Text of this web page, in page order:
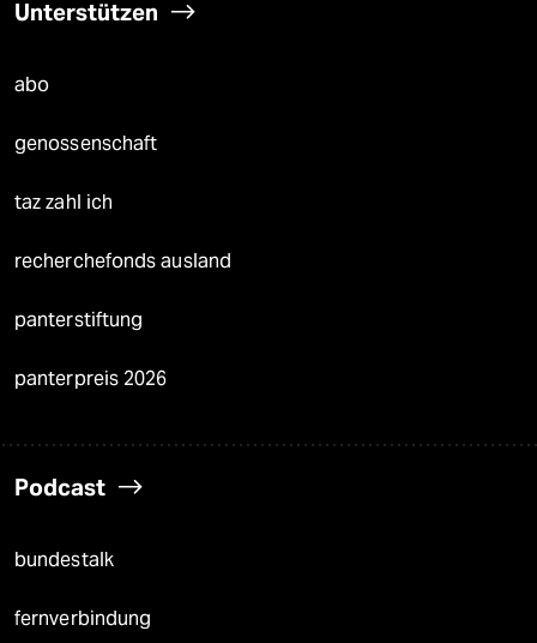
Unterstützen
abo
genossenschaft
taz zahl ich
recherchefonds ausland
panterstiftung
panterpreis 2026
Podcast
bundestalk
fernverbindung